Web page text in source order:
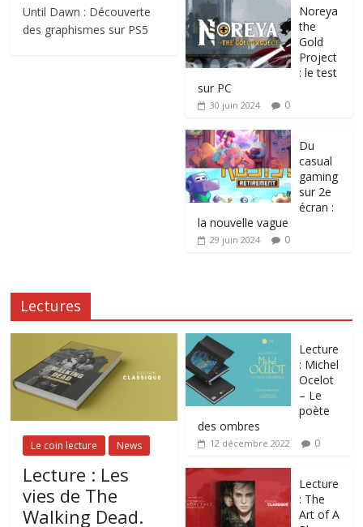
Until Dawn : Découverte
des graphismes sur PS5
Noreya
the
Gold
Project
: le test
sur PC
30 juin 2024 0
Du
casual
gaming
sur 2e
écran :
la nouvelle vague
29 juin 2024 0
Lectures
Le coin lecture News
Lecture : Les
vies de The
Walking Dead.
Lecture
: Michel
Ocelot
– Le
poète
des ombres
12 décembre 2022 0
Lecture
: The
Art of A